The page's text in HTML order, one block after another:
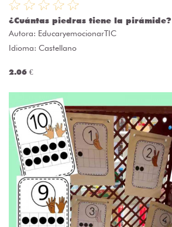
¿Cuántas piedras tiene la pirámide?
Autora: EducaryemocionarTIC
Idioma: Castellano
2.06 €